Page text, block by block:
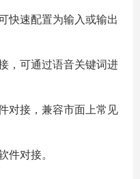
快速配置为输入或输出
，可通过语音关键词进
对接，兼容市面上常见
件对接。